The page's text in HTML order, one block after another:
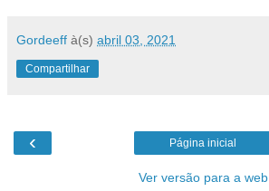
Gordeeff à(s) abril 03, 2021
Compartilhar
‹ Página inicial
Ver versão para a web